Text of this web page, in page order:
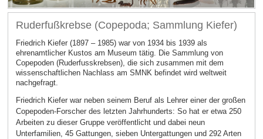
Ruderfußkrebse (Copepoda; Sammlung Kiefer)
Friedrich Kiefer (1897 – 1985) war von 1934 bis 1939 als
ehrenamtlicher Kustos am Museum tätig. Die Sammlung von
Copepoden (Ruderfusskrebsen), die sich zusammen mit dem
wissenschaftlichen Nachlass am SMNK befindet wird weltweit
nachgefragt.
Friedrich Kiefer war neben seinem Beruf als Lehrer einer der großen
Copepoden-Forscher des letzten Jahrhunderts: So hat er etwa 250
Arbeiten zu dieser Gruppe veröffentlicht und dabei neun
Unterfamilien, 45 Gattungen, sieben Untergattungen und 292 Arten